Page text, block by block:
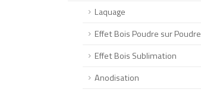
Laquage
Effet Bois Poudre sur Poudre
Effet Bois Sublimation
Anodisation